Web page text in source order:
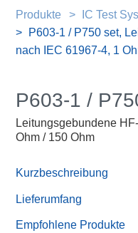
Produkte IC Test
P603-1 / P750 set,
nach IEC 61967-4, 1
P603-1 /
Leitungsgebundene
Ohm / 150 Ohm
Kurzbeschreibung
Lieferumfang
Empfohlene Produkte